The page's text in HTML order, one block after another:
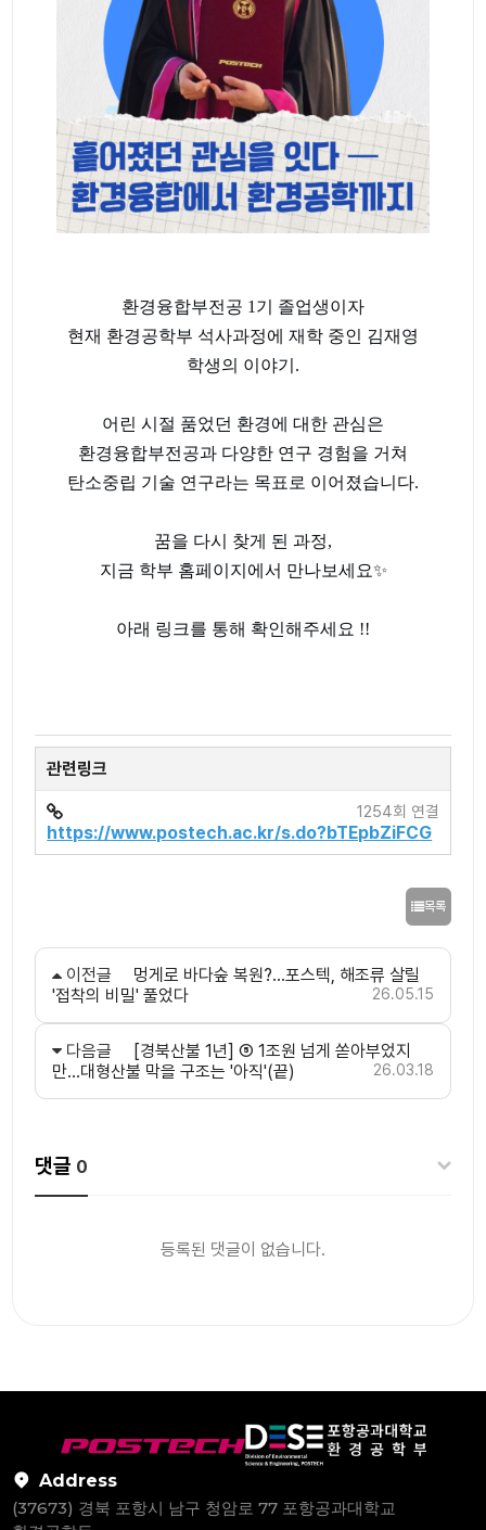
환경융합부전공 1기 졸업생이자
현재 환경공학부 석사과정에 재학 중인 김재영
학생의 이야기.
어린 시절 품었던 환경에 대한 관심은
환경융합부전공과 다양한 연구 경험을 거쳐
탄소중립 기술 연구라는 목표로 이어졌습니다.
꿈을 다시 찾게 된 과정,
지금 학부 홈페이지에서 만나보세요✨
아래 링크를 통해 확인해주세요 !!
관련링크
https://www.postech.ac.kr/s.do?bTEpbZiFCG
1254회 연결
목록
이전글
멍게로 바다숲 복원?…포스텍, 해조류 살릴
'접착의 비밀' 풀었다
26.05.15
다음글
[경북산불 1년] ⑤ 1조원 넘게 쏟아부었지
만…대형산불 막을 구조는 '아직'(끝)
26.03.18
댓글 0
등록된 댓글이 없습니다.
Address
(37673) 경북 포항시 남구 청암로 77 포항공과대학교